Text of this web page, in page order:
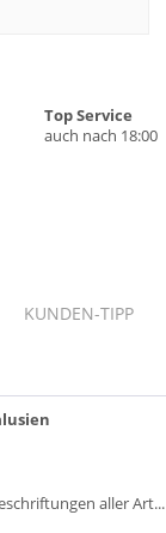
Top Service
auch nach 18:00
KUNDEN-TIPP
aller Art...